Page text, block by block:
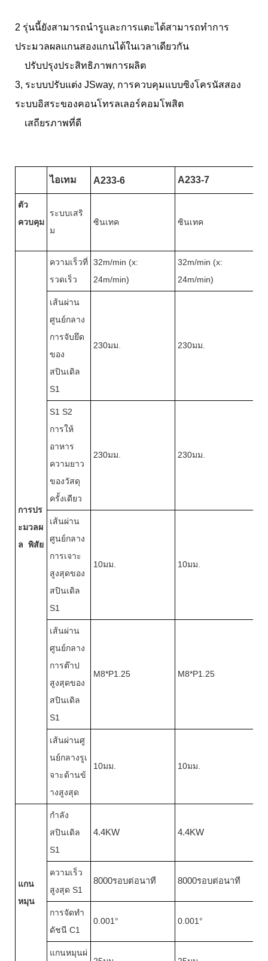
2 รุ่นนี้ยังสามารถนำรูและการแตะได้สามารถทำการ
ประมวลผลแกนสองแกนได้ในเวลาเดียวกัน
ปรับปรุงประสิทธิภาพการผลิต
3, ระบบปรับแต่ง JSway, การควบคุมแบบซิงโครนัสสอง
ระบบอิสระของคอนโทรลเลอร์คอมโพสิต
เสถียรภาพที่ดี
ไอเทม A233-6 A233-7
ตัว
ควบคุม
ระบบเสริ
ม
ซินเทค ซินเทค
การปร
ะมวลผ
ล พิสัย
ความเร็วที่
รวดเร็ว
32m/min (x:
24m/min)
32m/min (x:
24m/min)
เส้นผ่าน
ศูนย์กลาง
การจับยึด
ของ
สปินเดิล
S1
230มม. 230มม.
S1 S2
การให้
อาหาร
ความยาว
ของวัสดุ
ครั้งเดียว
230มม. 230มม.
เส้นผ่าน
ศูนย์กลาง
การเจาะ
สูงสุดของ
สปินเดิล
S1
10มม. 10มม.
เส้นผ่าน
ศูนย์กลาง
การต๊าป
สูงสุดของ
สปินเดิล
S1
M8*P1.25 M8*P1.25
เส้นผ่านศู
นย์กลางรูเ
จาะด้านข้
างสูงสุด
10มม. 10มม.
แกน
หมุน
กำลัง
สปินเดิล
S1
4.4KW 4.4KW
ความเร็ว
สูงสุด S1
8000รอบต่อนาที 8000รอบต่อนาที
การจัดทำ
ดัชนี C1
0.001° 0.001°
แกนหมุนผ่